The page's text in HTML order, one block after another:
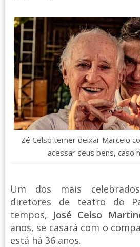
Zé Celso temer deixar Marcelo
acessar seus bens, caso
Um dos mais
diretores de teatro do
tempos, José Celso
anos, se casará com o
está há 36 anos.